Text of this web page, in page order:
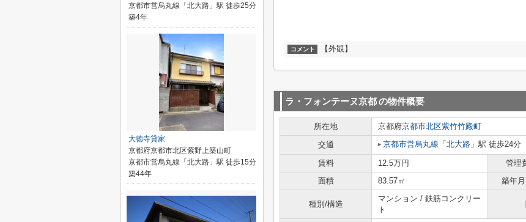
コメント 【外観】
ラ・フォンテーヌ京都の物件概要
所在地 京都府京都市北区紫竹竹殿町
交通
京都市営烏丸線 「 北大路 」駅 徒歩24分
賃料 12.5万円 管理
面積
83.57㎡ 築年月
種別/構造
マンション / 鉄筋コンクリー
ト
京都市営烏丸線「北大路」駅 徒歩25分
築4年
大徳寺貸家
京都府京都市北区紫野上築山町
京都市営烏丸線「北大路」駅 徒歩15分
築44年